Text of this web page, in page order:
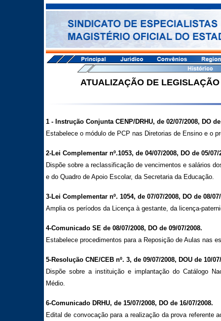
ATUALIZAÇÃO DE
1 - Instrução Conjunta CENP/DRHU, de 02/07/2008, DO
Estabelece o módulo de PCP nas Diretorias de Ensino e o
2-Lei Complementar nº.1053, de 04/07/2008, DO de 05/07/
Dispõe sobre a reclassificação de vencimentos e salários
e do Quadro de Apoio Escolar, da Secretaria da Educação.
3-Lei Complementar nº. 1054, de 07/07/2008, DO de 08/
Amplia os períodos da Licença à gestante, da licença-
4-Comunicado SE de 08/07/2008, DO de 09/07/2008.
Estabelece procedimentos para a Reposição de Aulas nas
5-Resolução CNE/CEB nº. 3, de 09/07/2008, DOU de 10/
Dispõe sobre a instituição e implantação do Catálogo
Médio.
6-Comunicado DRHU, de 15/07/2008, DO de 16/07/2008.
Edital de convocação para a realização da prova referente